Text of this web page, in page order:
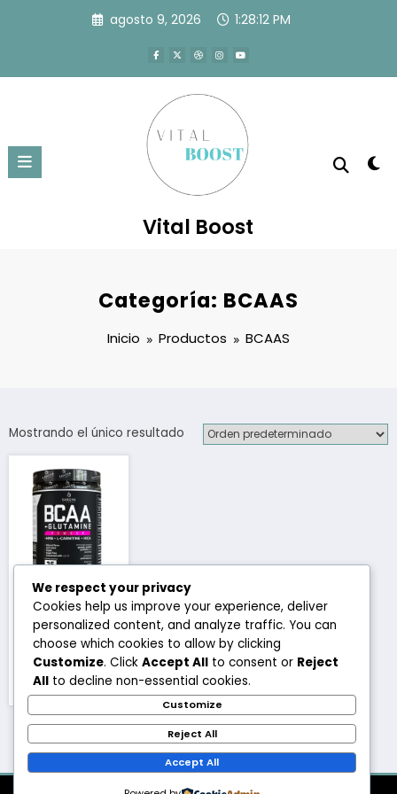
agosto 9, 2026 1:28:12 PM
Vital Boost
Categoría: BCAAS
Inicio Productos BCAAS
Mostrando el único resultado
BCAA´S
Sascha
Fitness
30,500
producto
tiene
múltiples
variantes.
We respect your privacy
Cookies help us improve your experience, deliver
personalized content, and analyze traffic. You can
choose which cookies to allow by clicking
Customize. Click Accept All to consent or Reject
All to decline non-essential cookies.
Customize
Reject All
Accept All